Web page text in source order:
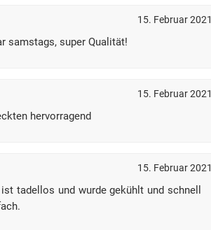
15. Februar 2021
samstags, super Qualität!
15. Februar 2021
hervorragend
15. Februar 2021
tadellos und wurde gekühlt und schnell